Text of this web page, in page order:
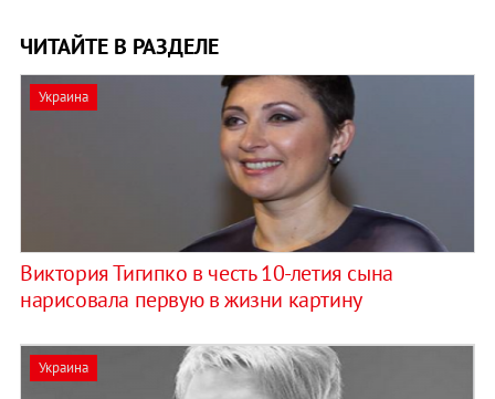
ЧИТАЙТЕ В РАЗДЕЛЕ
Украина
Виктория Тигипко в честь 10-летия сына
нарисовала первую в жизни картину
Украина